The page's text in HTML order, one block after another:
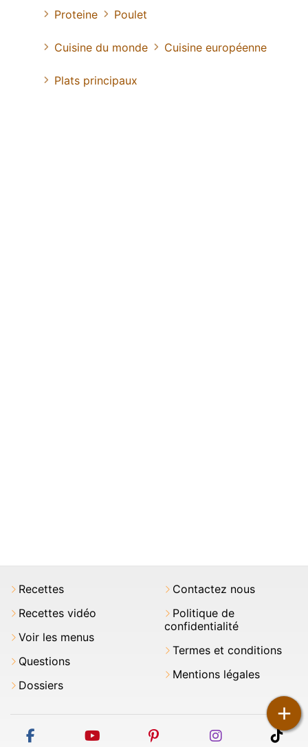
+
Proteine
Poulet
Cuisine du monde Cuisine européenne
Plats principaux
Recettes
Recettes vidéo
Voir les menus
Questions
Dossiers
Contactez nous
Politique de
confidentialité
Termes et conditions
Mentions légales
facebook youtube pinterest instagram